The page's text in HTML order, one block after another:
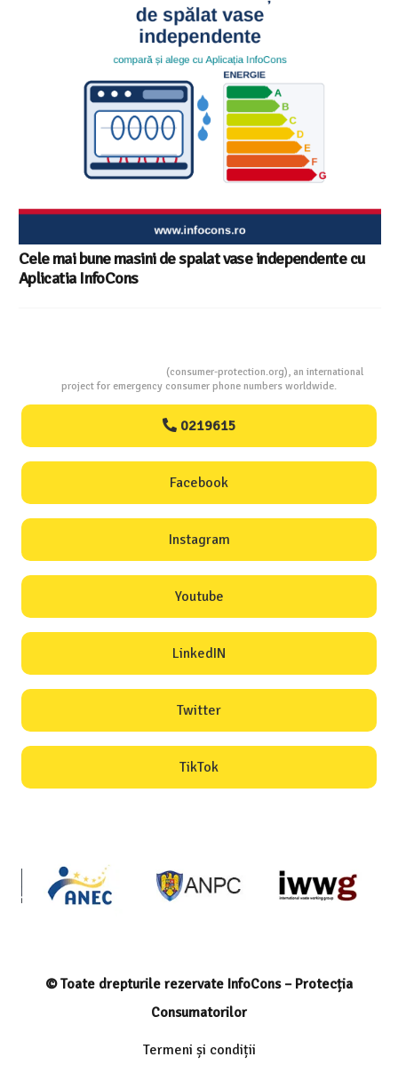
Ghid InfoCons – Cum sa alegi masina de spalat vase
(consumer-protection.org), an international
project for emergency consumer phone numbers worldwide.
0219615
Facebook
Instagram
Youtube
LinkedIN
Twitter
TikTok
© Toate drepturile rezervate InfoCons – Protecția
Consumatorilor
Termeni și condiții